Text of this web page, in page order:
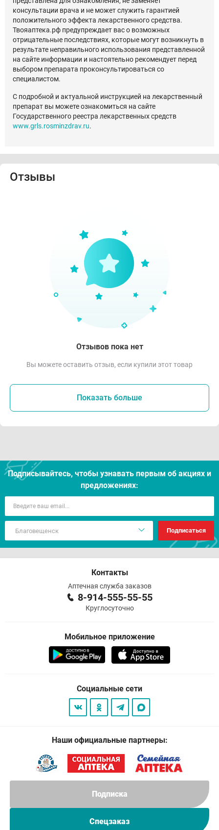
Подписка
Спецзаказ
консультации врача и не может служить гарантией
положительного эффекта лекарственного средства.
Твояаптека.рф предупреждает вас о возможных
отрицательные последствиях, которые могут возникнуть в
результате неправильного использования представленной
на сайте информации и настоятельно рекомендует перед
выбором препарата проконсультироваться со
специалистом.
С подробной и актуальной инструкцией на лекарственный
препарат вы можете ознакомиться на сайте
Государственного реестра лекарственных средств
www.grls.rosminzdrav.ru.
Отзывы
Отзывов пока нет
Вы можете оставить отзыв, если купили этот товар
Показать больше
Подписывайтесь, чтобы узнавать первым об акцияx и
предложениях:
Подписаться
Контакты
Аптечная служба заказов
8-914-555-55-55
Круглосуточно
Мобильное приложение
Социальные сети
Наши официальные партнеры: